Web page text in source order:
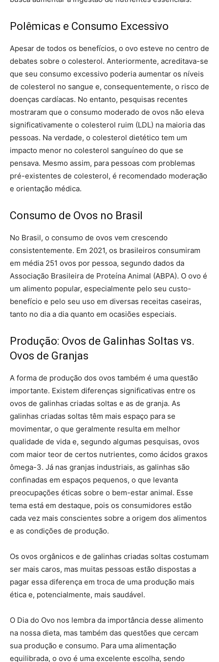
Polêmicas e Consumo Excessivo
Apesar de todos os benefícios, o ovo esteve no centro de
debates sobre o colesterol. Anteriormente, acreditava-se
que seu consumo excessivo poderia aumentar os níveis
de colesterol no sangue e, consequentemente, o risco de
doenças cardíacas. No entanto, pesquisas recentes
mostraram que o consumo moderado de ovos não eleva
significativamente o colesterol ruim (LDL) na maioria das
pessoas. Na verdade, o colesterol dietético tem um
impacto menor no colesterol sanguíneo do que se
pensava. Mesmo assim, para pessoas com problemas
pré-existentes de colesterol, é recomendado moderação
e orientação médica.
Consumo de Ovos no Brasil
No Brasil, o consumo de ovos vem crescendo
consistentemente. Em 2021, os brasileiros consumiram
em média 251 ovos por pessoa, segundo dados da
Associação Brasileira de Proteína Animal (ABPA). O ovo é
um alimento popular, especialmente pelo seu custo-
benefício e pelo seu uso em diversas receitas caseiras,
tanto no dia a dia quanto em ocasiões especiais.
Produção: Ovos de Galinhas Soltas vs.
Ovos de Granjas
A forma de produção dos ovos também é uma questão
importante. Existem diferenças significativas entre os
ovos de galinhas criadas soltas e as de granja. As
galinhas criadas soltas têm mais espaço para se
movimentar, o que geralmente resulta em melhor
qualidade de vida e, segundo algumas pesquisas, ovos
com maior teor de certos nutrientes, como ácidos graxos
ômega-3. Já nas granjas industriais, as galinhas são
confinadas em espaços pequenos, o que levanta
preocupações éticas sobre o bem-estar animal. Esse
tema está em destaque, pois os consumidores estão
cada vez mais conscientes sobre a origem dos alimentos
e as condições de produção.
Os ovos orgânicos e de galinhas criadas soltas costumam
ser mais caros, mas muitas pessoas estão dispostas a
pagar essa diferença em troca de uma produção mais
ética e, potencialmente, mais saudável.
O Dia do Ovo nos lembra da importância desse alimento
na nossa dieta, mas também das questões que cercam
sua produção e consumo. Para uma alimentação
equilibrada, o ovo é uma excelente escolha, sendo